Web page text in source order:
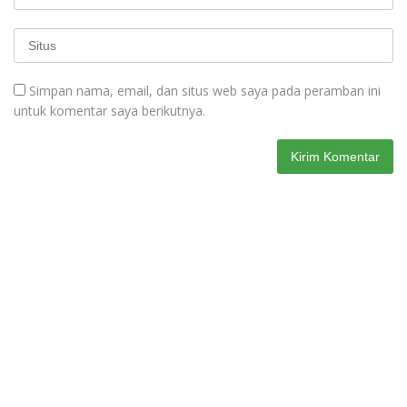
Simpan nama, email, dan situs web saya pada peramban ini
untuk komentar saya berikutnya.